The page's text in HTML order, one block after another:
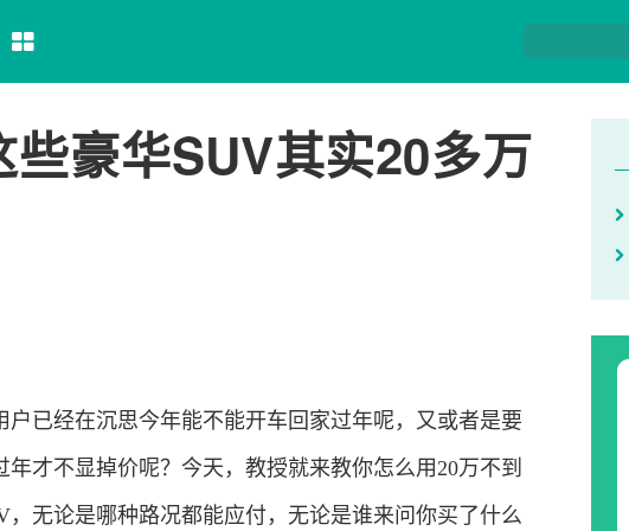
豪华SUV其实20多万
已经在沉思今年能不能开车回家过年呢，又或者是要
才不显掉价呢？今天，教授就来教你怎么用20万不到
，无论是哪种路况都能应付，无论是谁来问你买了什么